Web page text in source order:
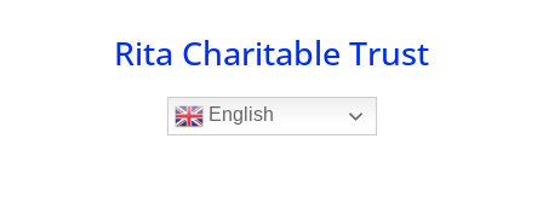
Rita Charitable Trust
English